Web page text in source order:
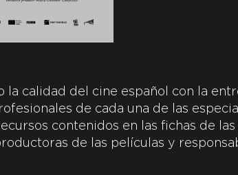
la calidad del cine español con la
de cada una de las
contenidos en las fichas de
de las películas y